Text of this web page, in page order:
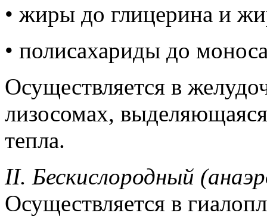
• жиры до глицерина и
• полисахариды до
Осуществляется в
лизосомах, выделяющаяся
тепла.
II. Бескислородный
Осуществляется в